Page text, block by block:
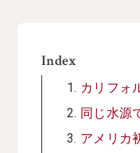
Index
カリフォ
同じ水源
アメリカ